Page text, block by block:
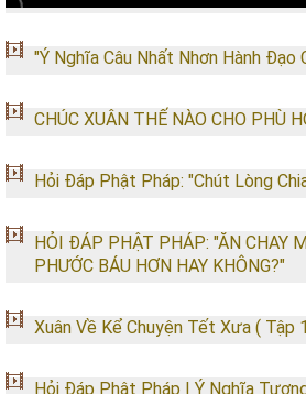
"Ý Nghĩa Câu Nhất Nhơn Hành Đạo
CHÚC XUÂN THẾ NÀO CHO PHÙ
Hỏi Đáp Phật Pháp: "Chút Lòng
HỎI ĐÁP PHẬT PHÁP: "ĂN CHAY
PHƯỚC BÁU HƠN HAY KHÔNG?"
Xuân Về Kể Chuyện Tết Xưa ( Tập
Hỏi Đáp Phật Pháp | Ý Nghĩa